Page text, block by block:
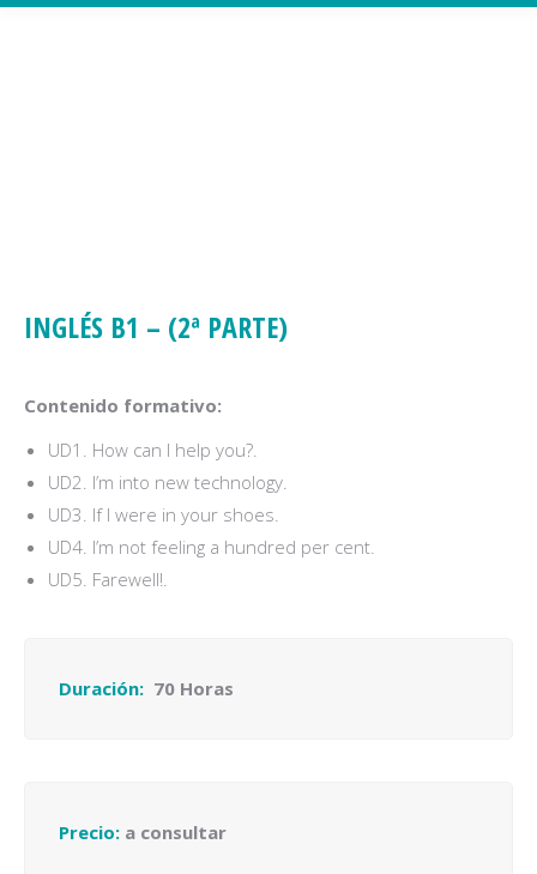
INGLÉS B1 – (2ª PARTE)
Contenido formativo:
UD1. How can I help you?.
UD2. I’m into new technology.
UD3. If I were in your shoes.
UD4. I’m not feeling a hundred per cent.
UD5. Farewell!.
Duración: 70 Horas
Precio: a consultar